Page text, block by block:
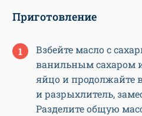
Приготовление
Взбейте масло с
ванильным сахаром
яйцо и продолжайте
и разрыхлитель,
Разделите общую